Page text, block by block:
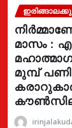
മാസം :
മുമ്പ്